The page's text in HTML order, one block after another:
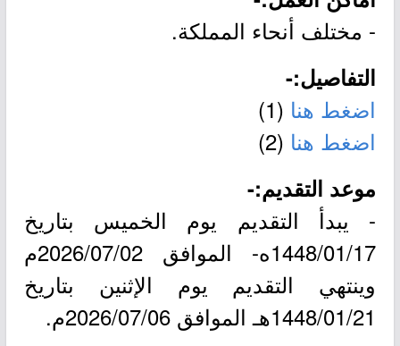
- مختلف أنحاء المملكة.
التفاصيل:-
اضغط هنا (1)
اضغط هنا (2)
موعد التقديم:-
- يبدأ التقديم يوم الخميس بتاريخ
1448/01/17ه- الموافق 2026/07/02م
وينتهي التقديم يوم الإثنين بتاريخ
1448/01/21هـ الموافق 2026/07/06م.